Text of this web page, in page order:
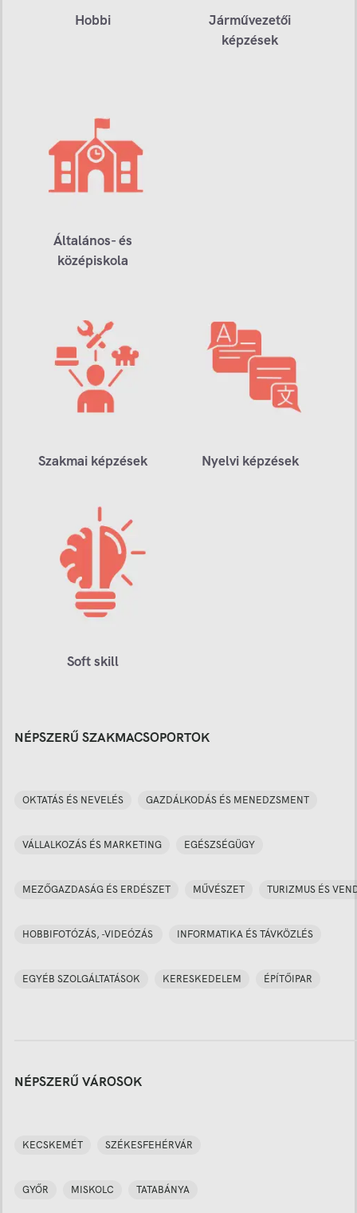
Hobbi
Járművezetői
képzések
Általános- és
középiskola
Szakmai képzések Nyelvi képzések
Soft skill
NÉPSZERŰ SZAKMACSOPORTOK
OKTATÁS ÉS NEVELÉS GAZDÁLKODÁS ÉS MENEDZSMENT
VÁLLALKOZÁS ÉS MARKETING EGÉSZSÉGÜGY
MEZŐGAZDASÁG ÉS ERDÉSZET MŰVÉSZET TURIZMUS ÉS
HOBBIFOTÓZÁS, -VIDEÓZÁS INFORMATIKA ÉS TÁVKÖZLÉS
EGYÉB SZOLGÁLTATÁSOK KERESKEDELEM ÉPÍTŐIPAR
NÉPSZERŰ VÁROSOK
KECSKEMÉT SZÉKESFEHÉRVÁR
GYŐR MISKOLC TATABÁNYA